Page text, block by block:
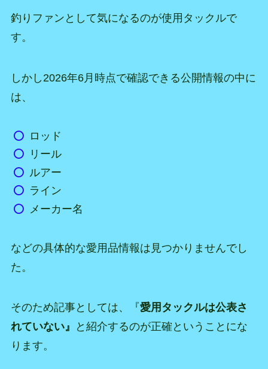
釣りファンとして気になるのが使用タックルで
す。
しかし2026年6月時点で確認できる公開情報の中に
は、
ロッド
リール
ルアー
ライン
メーカー名
などの具体的な愛用品情報は見つかりませんでし
た。
そのため記事としては、『愛用タックルは公表さ
れていない』
と紹介するのが正確ということにな
ります。